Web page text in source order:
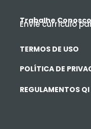
Trabalhe Conosco
Envie currículo
TERMOS DE USO
POLÍTICA DE
REGULAMENTOS QI